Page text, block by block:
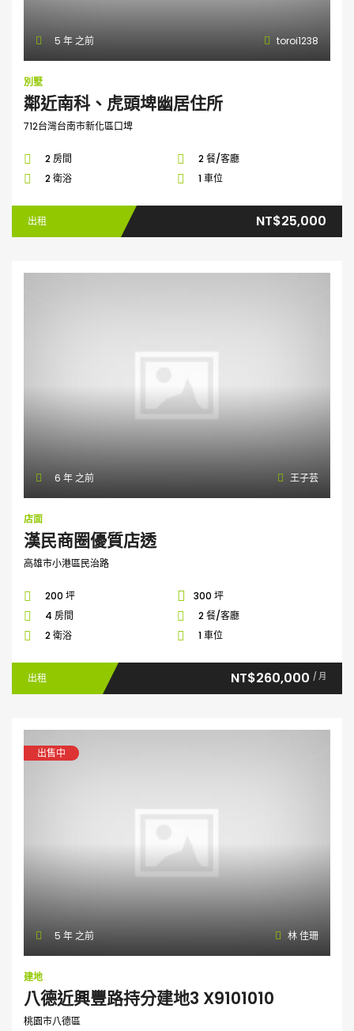
5 年 之前 toroi1238
別墅
鄰近南科、虎頭埤幽居住所
712台灣台南市新化區口埤
2 房間
2 餐/客廳
2 衛浴
1 車位
出租 NT$25,000
6 年 之前 王子芸
店面
漢民商圈優質店透
高雄市小港區民治路
200 坪
300 坪
4 房間
2 餐/客廳
2 衛浴
1 車位
出租 NT$260,000 / 月
出售中
5 年 之前 林 佳珊
建地
八德近興豐路持分建地3 X9101010
桃園市八德區